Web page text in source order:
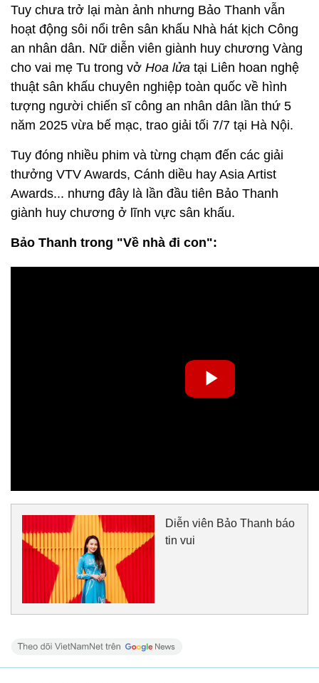
Tuy chưa trở lại màn ảnh nhưng Bảo Thanh vẫn
hoạt động sôi nổi trên sân khấu Nhà hát kịch Công
an nhân dân. Nữ diễn viên giành huy chương Vàng
cho vai mẹ Tu trong vở Hoa lửa tại Liên hoan nghệ
thuật sân khấu chuyên nghiệp toàn quốc về hình
tượng người chiến sĩ công an nhân dân lần thứ 5
năm 2025 vừa bế mạc, trao giải tối 7/7 tại Hà Nội.
Tuy đóng nhiều phim và từng chạm đến các giải
thưởng VTV Awards, Cánh diều hay Asia Artist
Awards... nhưng đây là lần đầu tiên Bảo Thanh
giành huy chương ở lĩnh vực sân khấu.
Bảo Thanh trong "Về nhà đi con":
Diễn viên Bảo Thanh báo
tin vui